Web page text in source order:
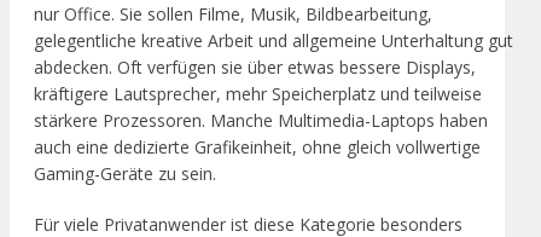
nur Office. Sie sollen Filme, Musik, Bildbearbeitung,
gelegentliche kreative Arbeit und allgemeine Unterhaltung gut
abdecken. Oft verfügen sie über etwas bessere Displays,
kräftigere Lautsprecher, mehr Speicherplatz und teilweise
stärkere Prozessoren. Manche Multimedia-Laptops haben
auch eine dedizierte Grafikeinheit, ohne gleich vollwertige
Gaming-Geräte zu sein.
Für viele Privatanwender ist diese Kategorie besonders